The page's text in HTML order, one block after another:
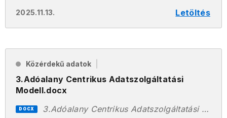
2025.11.13. Letöltés
Közérdekű adatok
3.Adóalany Centrikus Adatszolgáltatási
Modell.docx
DOCX 3.Adóalany Centrikus Adatszolgáltatási Modell.docx